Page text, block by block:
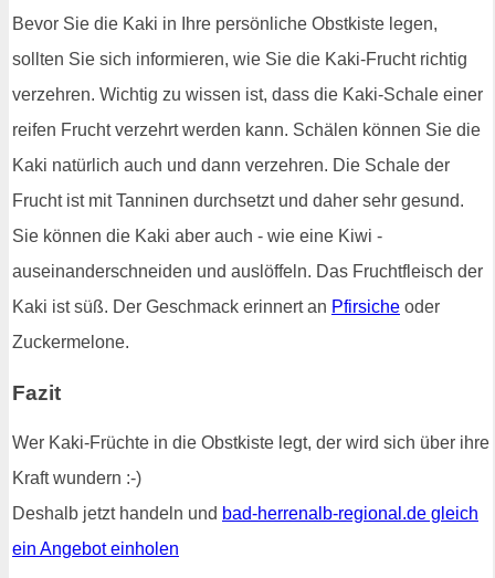
Bevor Sie die Kaki in Ihre persönliche Obstkiste legen,
sollten Sie sich informieren, wie Sie die Kaki-Frucht richtig
verzehren. Wichtig zu wissen ist, dass die Kaki-Schale einer
reifen Frucht verzehrt werden kann. Schälen können Sie die
Kaki natürlich auch und dann verzehren. Die Schale der
Frucht ist mit Tanninen durchsetzt und daher sehr gesund.
Sie können die Kaki aber auch - wie eine Kiwi -
auseinanderschneiden und auslöffeln. Das Fruchtfleisch der
Kaki ist süß. Der Geschmack erinnert an Pfirsiche oder
Zuckermelone.
Fazit
Wer Kaki-Früchte in die Obstkiste legt, der wird sich über ihre
Kraft wundern :-)
Deshalb jetzt handeln und bad-herrenalb-regional.de gleich
ein Angebot einholen